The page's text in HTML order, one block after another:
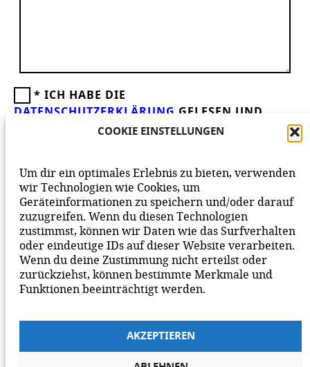
COOKIE EINSTELLUNGEN
Um dir ein optimales Erlebnis zu bieten, verwenden
wir Technologien wie Cookies, um
Geräteinformationen zu speichern und/oder darauf
zuzugreifen. Wenn du diesen Technologien
zustimmst, können wir Daten wie das Surfverhalten
oder eindeutige IDs auf dieser Website verarbeiten.
Wenn du deine Zustimmung nicht erteilst oder
zurückziehst, können bestimmte Merkmale und
Funktionen beeinträchtigt werden.
AKZEPTIEREN
* ICH HABE DIE
DATENSCHUTZERKLÄRUNG GELESEN UND
AKZEPTIERE DIESE.WIR FREUEN UNS ÜBER
MITEINANDER AUF UNSERER SEITE.